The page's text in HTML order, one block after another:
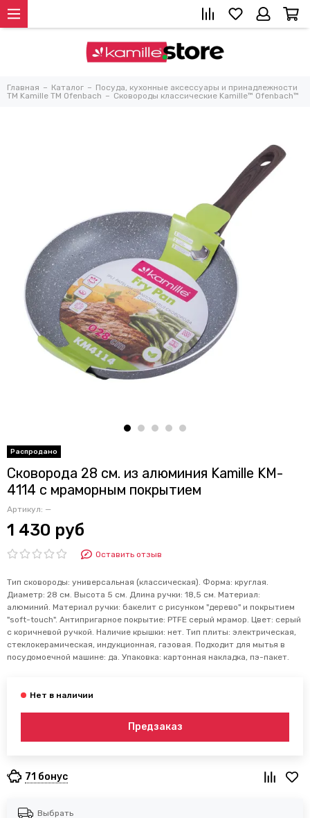
Главная Каталог
Посуда, кухонные аксессуары и принадлежности
TM Kamille TM Ofenbach
Сковороды классические Kamille™ Ofenbach™
Сковорода 28 см. из алюминия Kamille KM-
4114 с мраморным покрытием
Артикул: —
1 430 руб
Оставить отзыв
Тип сковороды: универсальная (классическая). Форма: круглая.
Диаметр: 28 см. Высота 5 см. Длина ручки: 18,5 см. Материал:
алюминий. Материал ручки: бакелит с рисунком "дерево" и покрытием
"soft-touch". Антипригарное покрытие: PTFE серый мрамор. Цвет: серый
с коричневой ручкой. Наличие крышки: нет. Тип плиты: электрическая,
стеклокерамическая, индукционная, газовая. Подходит для мытья в
посудомоечной машине: да. Упаковка: картонная накладка, пэ-пакет.
Предзаказ
71 бонус
Выбрать